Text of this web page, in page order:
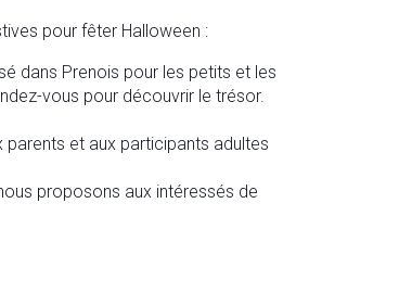
pour fêter Halloween :
dans Prenois pour les petits et les
vous pour découvrir le trésor.
parents et aux participants adultes
proposons aux intéressés de